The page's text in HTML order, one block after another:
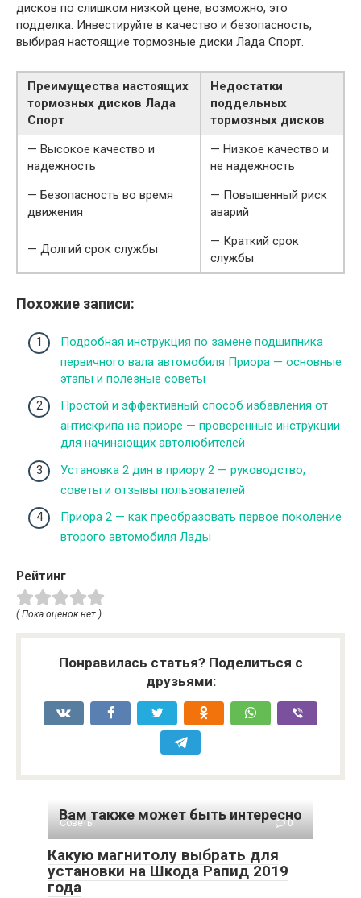
дисков по слишком низкой цене, возможно, это
подделка. Инвестируйте в качество и безопасность,
выбирая настоящие тормозные диски Лада Спорт.
Преимущества настоящих
тормозных дисков Лада
Спорт
Недостатки
поддельных
тормозных дисков
— Высокое качество и
надежность
— Низкое качество и
не надежность
— Безопасность во время
движения
— Повышенный риск
аварий
— Долгий срок службы
— Краткий срок
службы
Похожие записи:
Подробная инструкция по замене подшипника
первичного вала автомобиля Приора — основные
этапы и полезные советы
Простой и эффективный способ избавления от
антискрипа на приоре — проверенные инструкции
для начинающих автолюбителей
Установка 2 дин в приору 2 — руководство,
советы и отзывы пользователей
Приора 2 — как преобразовать первое поколение
второго автомобиля Лады
Рейтинг
( Пока оценок нет )
Понравилась статья? Поделиться с
друзьями:
Вам также может быть интересно
Советы 0
Какую магнитолу выбрать для
установки на Шкода Рапид 2019
года